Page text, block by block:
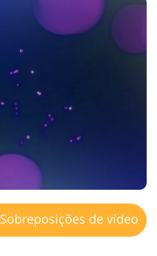
Sobreposições de vídeo